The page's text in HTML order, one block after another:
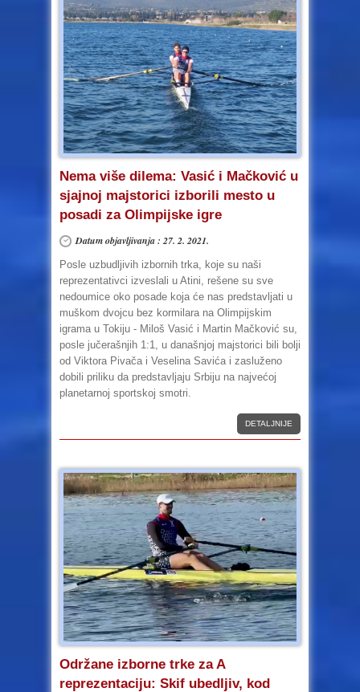
Nema više dilema: Vasić i Mačković u
sjajnoj majstorici izborili mesto u
posadi za Olimpijske igre
Datum objavljivanja : 27. 2. 2021.
Posle uzbudljivih izbornih trka, koje su naši
reprezentativci izveslali u Atini, rešene su sve
nedoumice oko posade koja će nas predstavljati u
muškom dvojcu bez kormilara na Olimpijskim
igrama u Tokiju - Miloš Vasić i Martin Mačković su,
posle jučerašnjih 1:1, u današnjoj majstorici bili bolji
od Viktora Pivača i Veselina Savića i zasluženo
dobili priliku da predstavljaju Srbiju na najvećoj
planetarnoj sportskoj smotri.
DETALJNIJE
Održane izborne trke za A
reprezentaciju: Skif ubedljiv, kod